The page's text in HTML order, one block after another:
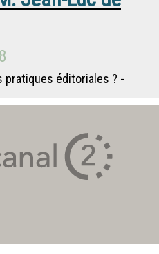
pratiques éditoriales ? -